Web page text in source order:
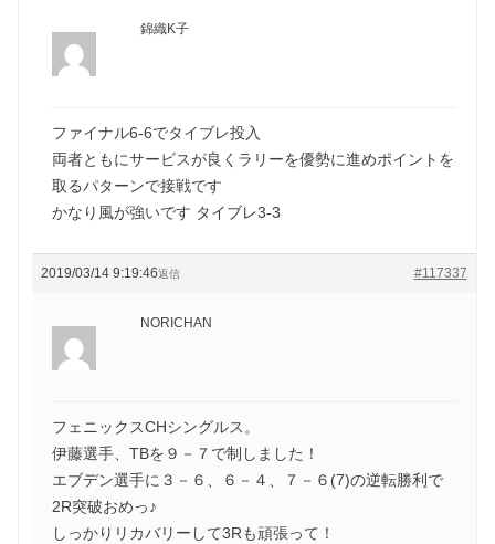
錦織K子
ファイナル6-6でタイブレ投入
両者ともにサービスが良くラリーを優勢に進めポイントを
取るパターンで接戦です
かなり風が強いです タイブレ3-3
2019/03/14 9:19:46 #117337
返信
NORICHAN
フェニックスCHシングルス。
伊藤選手、TBを９－７で制しました！
エブデン選手に３－６、６－４、７－６(7)の逆転勝利で
2R突破おめっ♪
しっかりリカバリーして3Rも頑張って！